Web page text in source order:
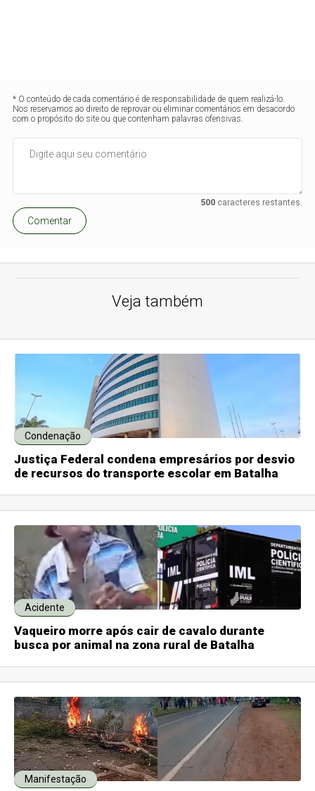
* O conteúdo de cada comentário é de responsabilidade de quem realizá-lo.
Nos reservamos ao direito de reprovar ou eliminar comentários em desacordo
com o propósito do site ou que contenham palavras ofensivas.
500caracteres restantes.
Comentar
Veja também
Condenação
Justiça Federal condena empresários por desvio
de recursos do transporte escolar em Batalha
Acidente
Vaqueiro morre após cair de cavalo durante
busca por animal na zona rural de Batalha
Manifestação